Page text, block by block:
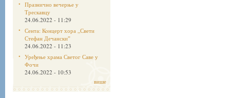
Празнично вечерње у
Трескавцу
24.06.2022 - 11:29
Сента: Концерт хора „Свети
Стефан Дечанскиˮ
24.06.2022 - 11:23
Уређење храма Светог Саве у
Фочи
24.06.2022 - 10:53
више